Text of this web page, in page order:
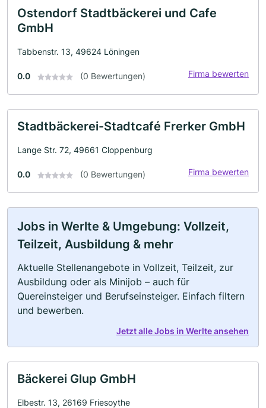
Ostendorf Stadtbäckerei und Cafe
GmbH
Tabbenstr. 13, 49624 Löningen
0.0 (0 Bewertungen) Firma bewerten
Stadtbäckerei-Stadtcafé Frerker GmbH
Lange Str. 72, 49661 Cloppenburg
0.0 (0 Bewertungen) Firma bewerten
Jobs in Werlte & Umgebung: Vollzeit,
Teilzeit, Ausbildung & mehr
Aktuelle Stellenangebote in Vollzeit, Teilzeit, zur
Ausbildung oder als Minijob – auch für
Quereinsteiger und Berufseinsteiger. Einfach filtern
und bewerben.
Jetzt alle Jobs in Werlte ansehen
Bäckerei Glup GmbH
Elbestr. 13, 26169 Friesoythe